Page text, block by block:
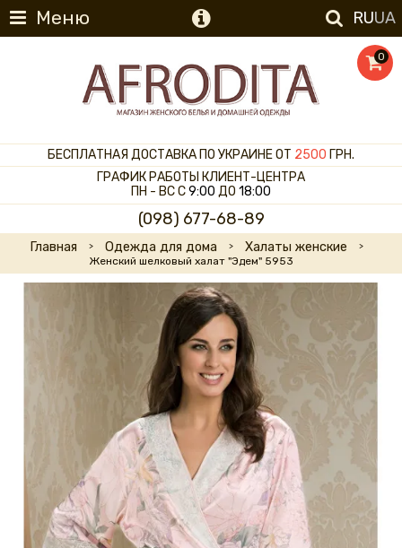
Меню RUUA
0
БЕСПЛАТНАЯ ДОСТАВКА ПО УКРАИНЕ ОТ 2500 ГРН.
ГРАФИК РАБОТЫ КЛИЕНТ-ЦЕНТРА
ПН - ВС С9:00 ДО 18:00
(098) 677-68-89
Главная Одежда для дома Халаты женские
Женский шелковый халат "Эдем" 5953